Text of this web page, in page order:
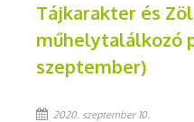
Tájkarakter és
műhelytalálkozó
szeptember)
2020. szeptember 10.